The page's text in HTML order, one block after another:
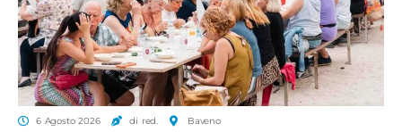
6 Agosto 2026 di red. Baveno